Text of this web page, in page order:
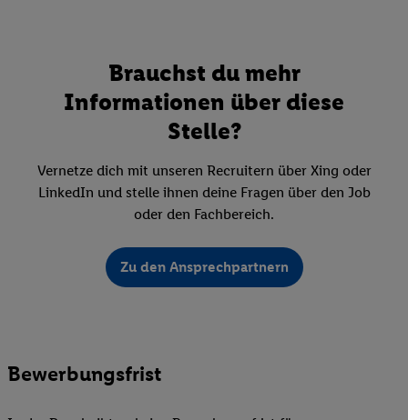
Brauchst du mehr
Informationen über diese
Stelle?
Vernetze dich mit unseren Recruitern über Xing oder
LinkedIn und stelle ihnen deine Fragen über den Job
oder den Fachbereich.
Zu den Ansprechpartnern
Bewerbungsfrist